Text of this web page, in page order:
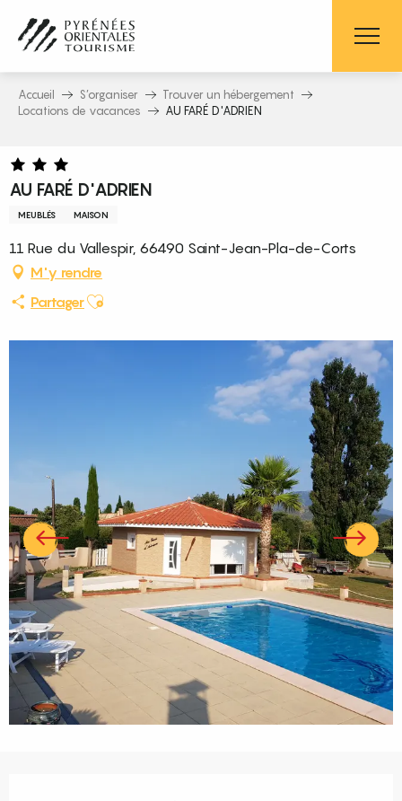
contenu
principal
Accueil S’organiser
Trouver un hébergement
Locations de vacances
AU FARÉ D'ADRIEN
AU FARÉ D'ADRIEN
MEUBLÉS MAISON
11 Rue du Vallespir, 66490 Saint-Jean-Pla-de-Corts
M'y rendre
PartagerAjouter aux favoris